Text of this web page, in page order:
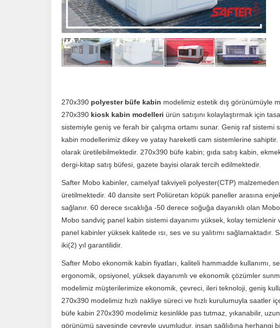
270x390 polyester büfe kabin modelimiz estetik dış görünümüyle
270x390 kiosk kabin modelleri ürün satışını kolaylaştırmak için
sistemiyle geniş ve ferah bir çalışma ortamı sunar. Geniş raf
kabin modellerimiz dikey ve yatay hareketli cam sistemlerine
olarak üretilebilmektedir. 270x390 büfe kabin; gıda satış kabin,
dergi-kitap satış büfesi, gazete bayisi olarak tercih edilmektedir.
Safter Mobo kabinler, camelyaf takviyeli polyester(CTP)
üretilmektedir. 40 dansite sert Poliüretan köpük paneller arasına
sağlanır. 60 derece sıcaklığa -50 derece soğuğa dayanıklı olan
Mobo sandviç panel kabin sistemi dayanımı yüksek, kolay
panel kabinler yüksek kalitede ısı, ses ve su yalıtımı
iki(2) yıl garantilidir.
Safter Mobo ekonomik kabin fiyatları, kaliteli hammadde kullanımı,
ergonomik, opsiyonel, yüksek dayanımlı ve ekonomik çözümler
modelimiz müşterilerimize ekonomik, çevreci, ileri teknoloji, geniş
270x390 modelimiz hızlı nakliye süreci ve hızlı kurulumuyla saatler
büfe kabin 270x390 modelimiz kesinlikle pas tutmaz, yıkanabilir,
görünümü sayesinde çevreyle uyumludur, insan sağlığına herhangi